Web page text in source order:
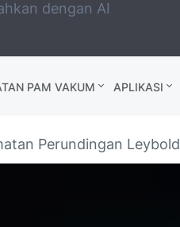
dengan AI
PAM VAKUM APLIKASI
Perundingan Leybold